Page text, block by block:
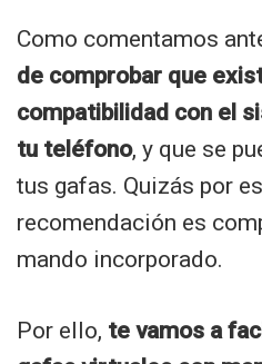
Como comentamos
de comprobar que
compatibilidad con el
tu teléfono, y que se
tus gafas. Quizás por
recomendación es
mando incorporado.
Por ello, te vamos a